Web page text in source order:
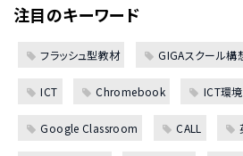
注目のキーワード
フラッシュ型教材 GIGAスクール構
ICT Chromebook ICT環境
Google Classroom CALL